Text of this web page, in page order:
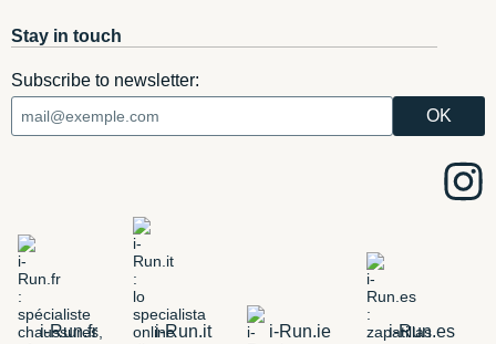
Stay in touch
Subscribe to newsletter:
i-Run.fr i-Run.it i-Run.ie i-Run.es